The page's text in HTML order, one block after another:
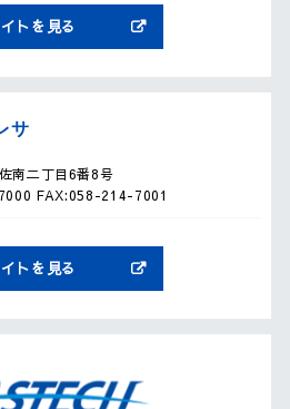
トを見る
サ
南二丁目6番8号
FAX:058-214-7001
トを見る